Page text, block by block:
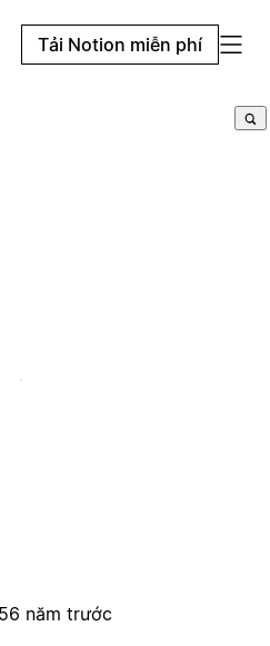
Tải Notion miễn phí
năm trước